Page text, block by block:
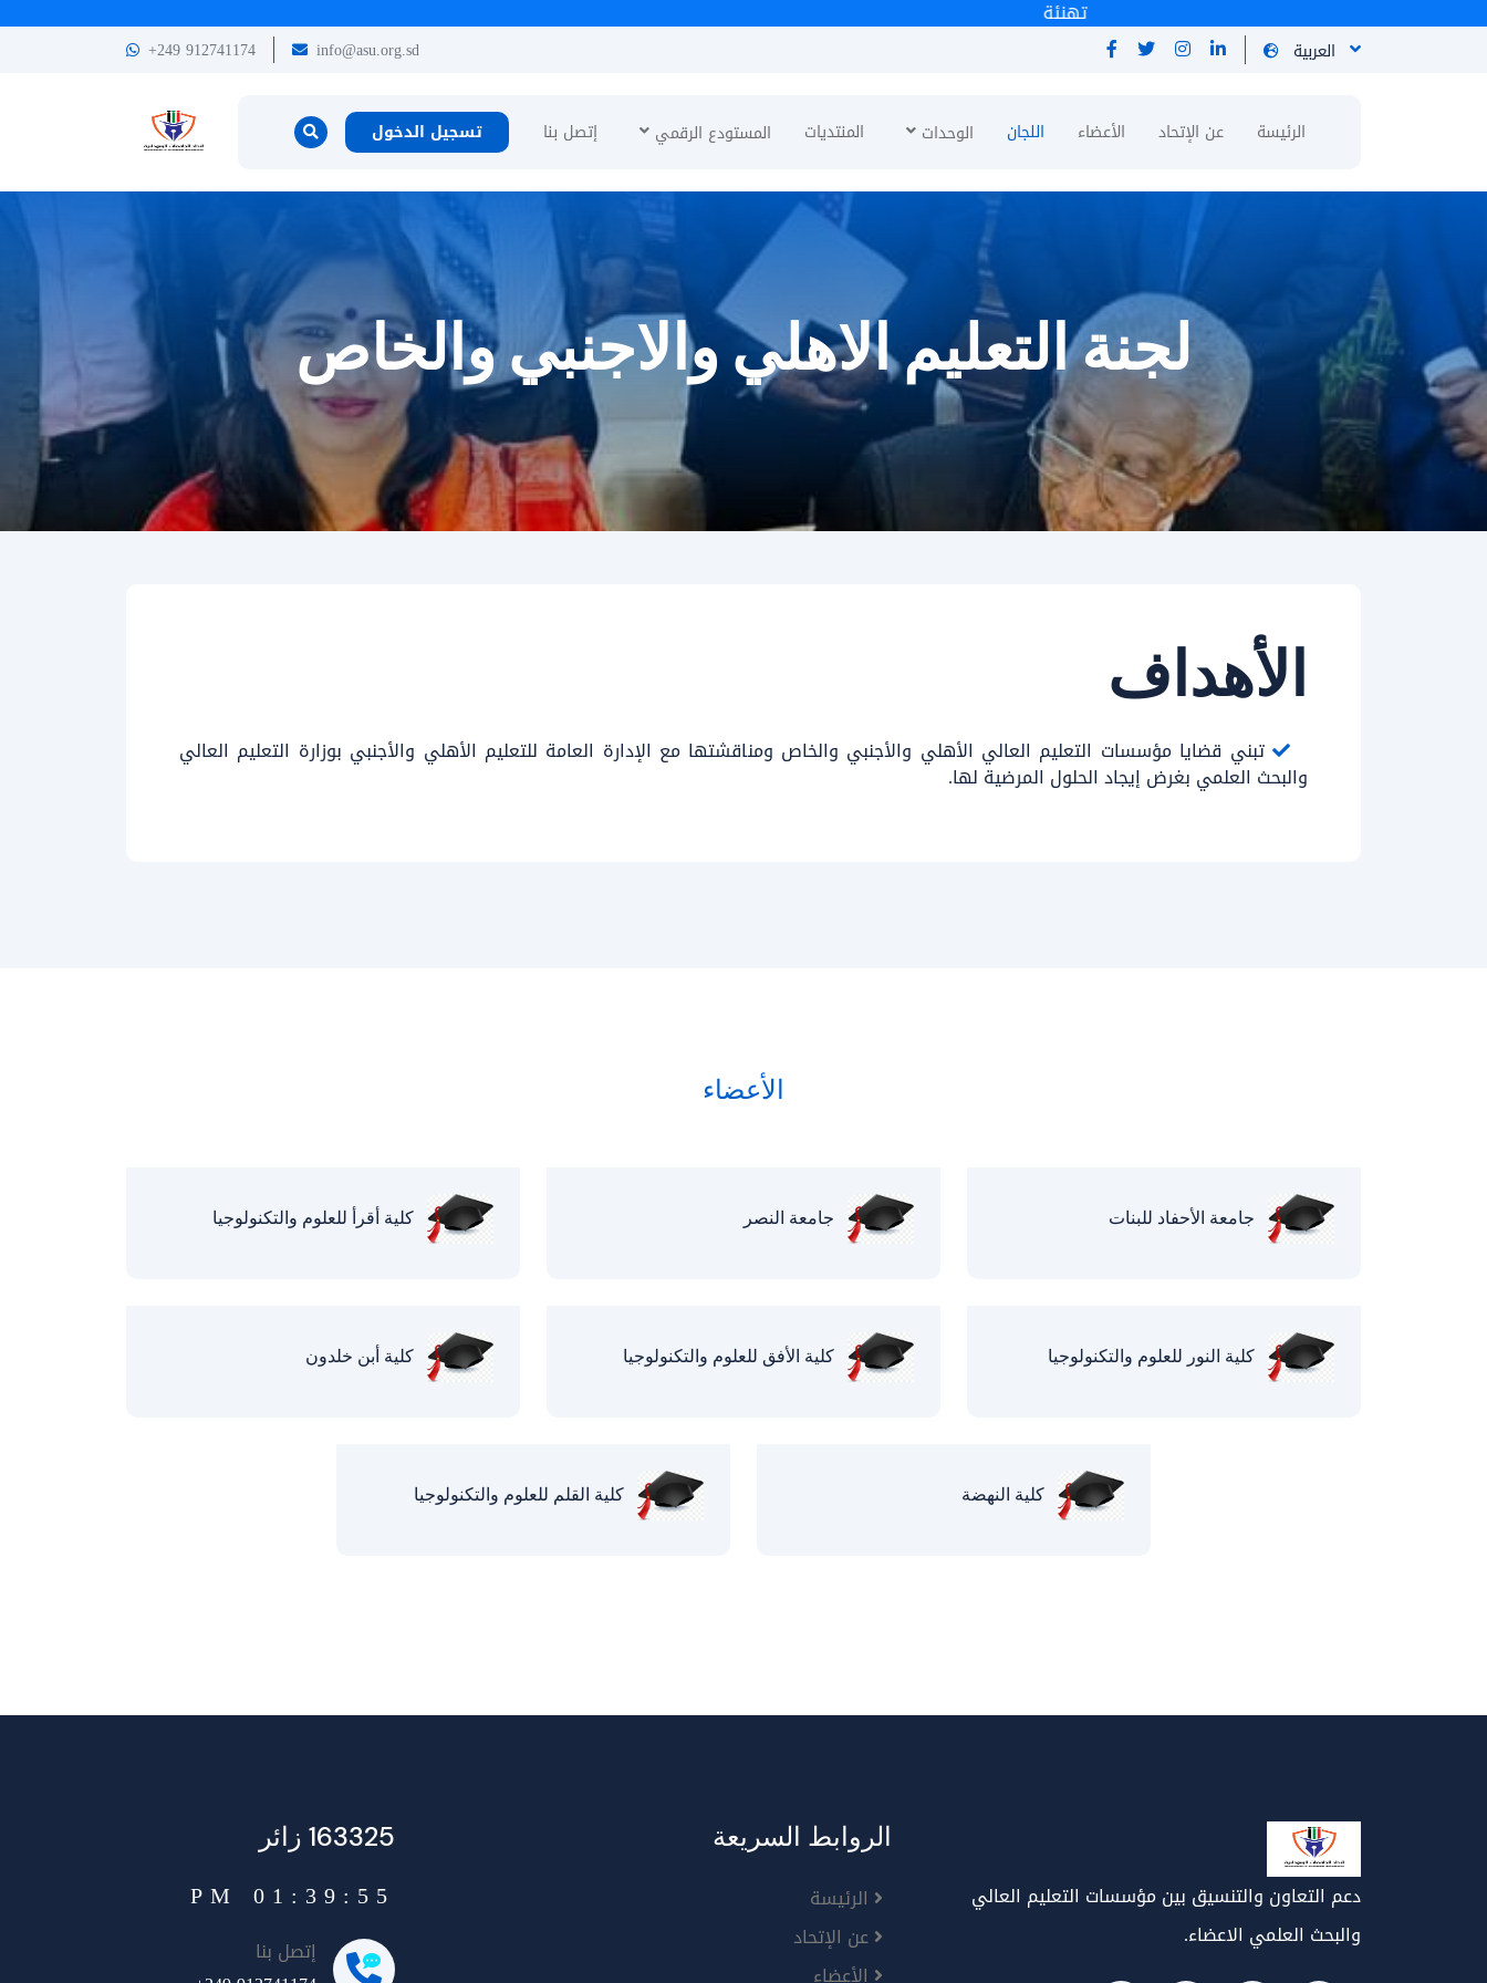
+249 912741174 info@asu.org.sd
الرئيسة عن الإتحاد الأعضاء اللجان الوحدات المنتديات المستودع الرقمي إتصل بنا تسجيل الدخول
لجنة التعليم الاهلي والاجنبي والخاص
الأهداف
تبني قضايا مؤسسات التعليم العالي الأهلي والأجنبي والخاص ومناقشتها مع الإدارة العامة للتعليم الأهلي والأجنبي بوزارة التعليم العالي
والبحث العلمي بغرض إيجاد الحلول المرضية لها.
الأعضاء
جامعة الأحفاد للبنات جامعة النصر كلية أقرأ للعلوم والتكنولوجيا
كلية النور للعلوم والتكنولوجيا كلية الأفق للعلوم والتكنولوجيا كلية أبن خلدون
كلية النهضة كلية القلم للعلوم والتكنولوجيا
دعم التعاون والتنسيق بين مؤسسات التعليم العالي
والبحث العلمي الاعضاء.
الروابط السريعة
الرئيسة
عن الإتحاد
الأعضاء
163325 زائر
01:39:55 PM
إتصل بنا